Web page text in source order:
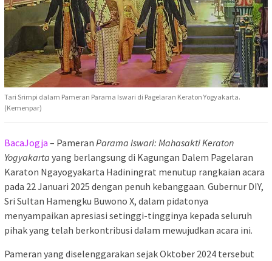
Tari Srimpi dalam Pameran Parama Iswari di Pagelaran Keraton Yogyakarta.
(Kemenpar)
BacaJogja – Pameran Parama Iswari: Mahasakti Keraton
Yogyakarta yang berlangsung di Kagungan Dalem Pagelaran
Karaton Ngayogyakarta Hadiningrat menutup rangkaian acara
pada 22 Januari 2025 dengan penuh kebanggaan. Gubernur DIY,
Sri Sultan Hamengku Buwono X, dalam pidatonya
menyampaikan apresiasi setinggi-tingginya kepada seluruh
pihak yang telah berkontribusi dalam mewujudkan acara ini.
Pameran yang diselenggarakan sejak Oktober 2024 tersebut